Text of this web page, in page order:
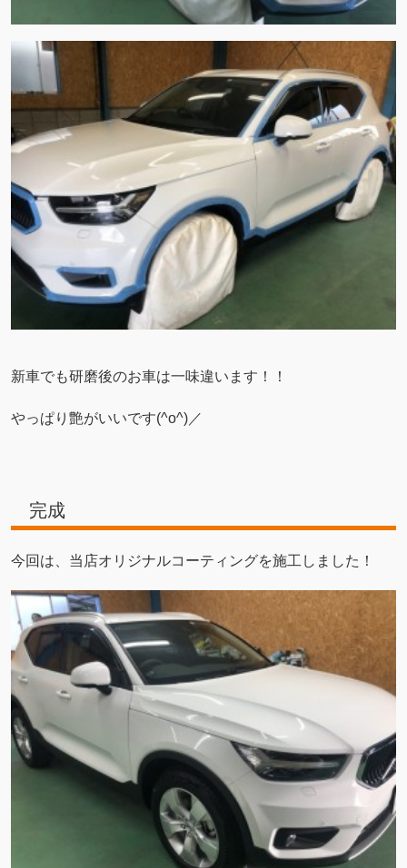
新車でも研磨後のお車は一味違います！！
やっぱり艶がいいです(^o^)／
完成
今回は、当店オリジナルコーティングを施工しました！